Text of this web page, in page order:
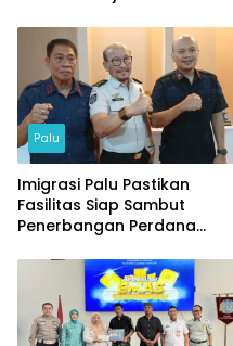
Palu
Imigrasi Palu Pastikan
Fasilitas Siap Sambut
Penerbangan Perdana